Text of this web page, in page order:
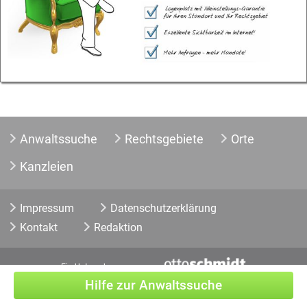
Hilfe zur Anwaltssuche
Anwaltssuche Rechtsgebiete
Orte
Kanzleien
Impressum
Datenschutzerklärung
Kontakt
Redaktion
Ein Unternehmen von